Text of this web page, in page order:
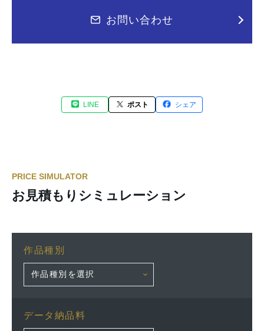
お問い合わせ
LINE ポスト シェア
PRICE SIMULATOR
お見積もりシミュレーション
作品種別
データ納品料